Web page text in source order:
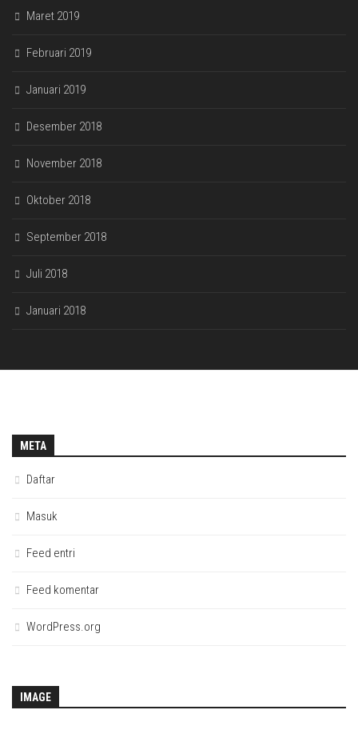
Maret 2019
Februari 2019
Januari 2019
Desember 2018
November 2018
Oktober 2018
September 2018
Juli 2018
Januari 2018
META
Daftar
Masuk
Feed entri
Feed komentar
WordPress.org
IMAGE